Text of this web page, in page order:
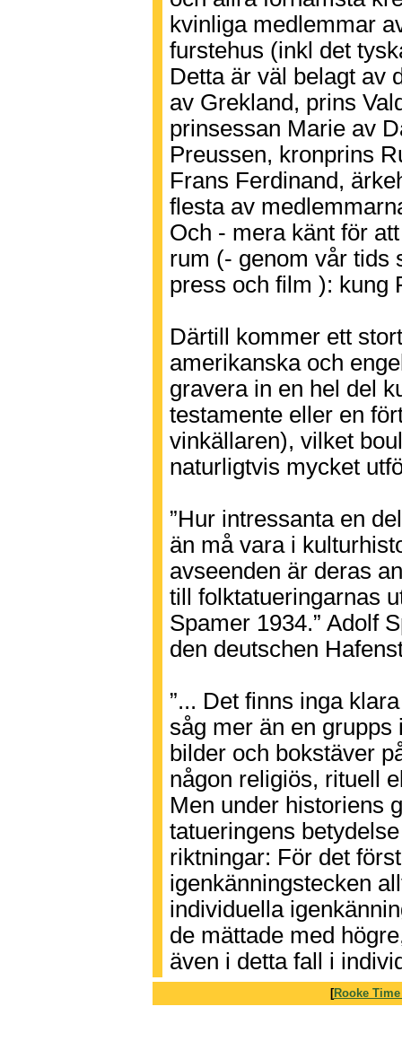
kvinliga medlemmar
furstehus (inkl det
Detta är väl belagt av
av Grekland, prins
prinsessan Marie av
Preussen, kronprins
Frans Ferdinand,
flesta av
Och - mera känt för
rum (- genom vår tids
press och film ): kung
Därtill kommer ett
amerikanska och
gravera in en hel del
testamente eller en
vinkällaren), vilket
naturligtvis mycket
”Hur intressanta en
än må vara i
avseenden är deras
till folktatueringarnas
Spamer 1934.” Adolf
den deutschen
”... Det finns inga
såg mer än en grupps
bilder och bokstäver
någon religiös, rituell
Men under historiens
tatueringens
riktningar: För det
igenkänningstecken
individuella
de mättade med
även i detta fall i
[Rooke